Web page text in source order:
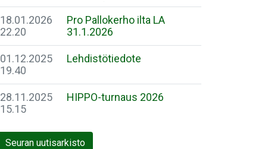
18.01.2026
22.20
Pro Pallokerho ilta LA
31.1.2026
01.12.2025
19.40
Lehdistötiedote
28.11.2025
15.15
HIPPO-turnaus 2026
Seuran uutisarkisto